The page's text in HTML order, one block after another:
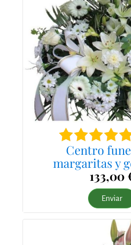
Centro
margaritas y
133,00
Enviar